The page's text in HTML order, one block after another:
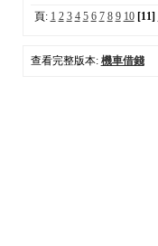
頁: 1 2 3 4 5 6 7 8 9 10 [11]
查看完整版本: 機車借錢